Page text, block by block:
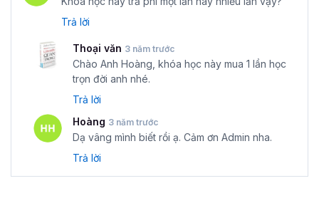
Trả lời
Thoại văn 3 năm trước
Chào Anh Hoàng, khóa học này mua 1 lần học
trọn đời anh nhé.
Trả lời
Hoàng 3 năm trước
Dạ vâng mình biết rồi ạ. Cảm ơn Admin nha.
Trả lời